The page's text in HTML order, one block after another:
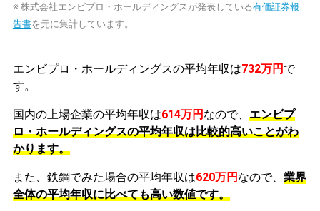
※ 株式会社エンビプロ・ホールディングスが発表している有価証券報
告書を元に集計しています。
エンビプロ・ホールディングスの平均年収は732万円 で
す。
国内の上場企業の平均年収は614万円 なので、 エンビプ
ロ・ホールディングスの平均年収は比較的高いことがわ
かります。
また、鉄鋼でみた場合の平均年収は620万円 なので、 業界
全体の平均年収に比べても高い数値です。